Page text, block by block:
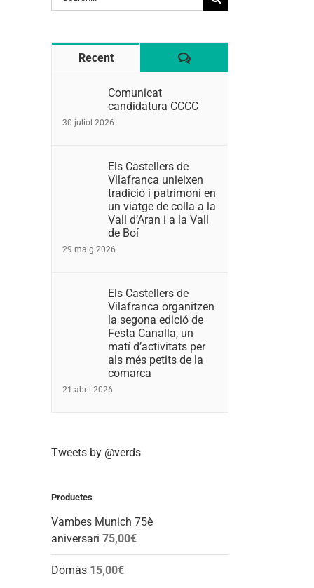
for:
Recent Comentaris
Comunicat
candidatura CCCC
30 juliol 2026
Els Castellers de
Vilafranca unieixen
tradició i patrimoni en
un viatge de colla a la
Vall d’Aran i a la Vall
de Boí
29 maig 2026
Els Castellers de
Vilafranca organitzen
la segona edició de
Festa Canalla, un
matí d’activitats per
als més petits de la
comarca
21 abril 2026
Tweets by @verds
Productes
Vambes Munich 75è
aniversari 75,00€
Domàs 15,00€